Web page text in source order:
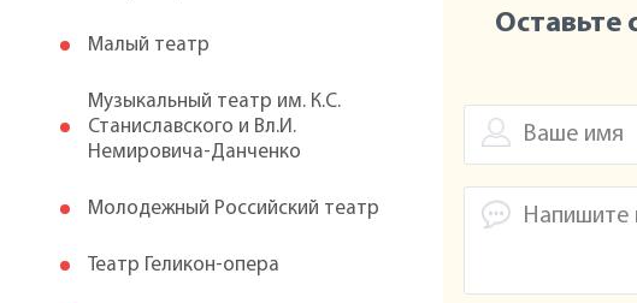
Оставьте
Малый театр
Музыкальный театр им. К.С.
Станиславского и Вл.И.
Немировича-Данченко
Молодежный Российский театр
Театр Геликон-опера